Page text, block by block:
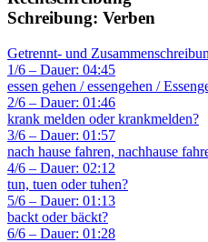
Schreibung: Verben
Getrennt- und
1/6 – Dauer: 04:45
essen gehen / essengehen /
2/6 – Dauer: 01:46
krank melden oder krankmelden?
3/6 – Dauer: 01:57
nach hause fahren, nachhause
4/6 – Dauer: 02:12
tun, tuen oder tuhen?
5/6 – Dauer: 01:13
backt oder bäckt?
6/6 – Dauer: 01:28